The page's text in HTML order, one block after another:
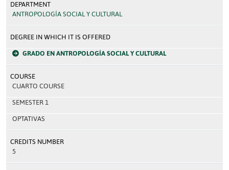
DEPARTMENT
ANTROPOLOGÍA SOCIAL Y CULTURAL
DEGREE IN WHICH IT IS OFFERED
GRADO EN ANTROPOLOGÍA SOCIAL Y CULTURAL
COURSE
CUARTO COURSE
SEMESTER 1
OPTATIVAS
CREDITS NUMBER
5